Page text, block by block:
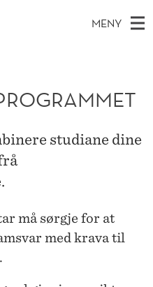
MENY
studiane dine
må sørgje for at
med krava til